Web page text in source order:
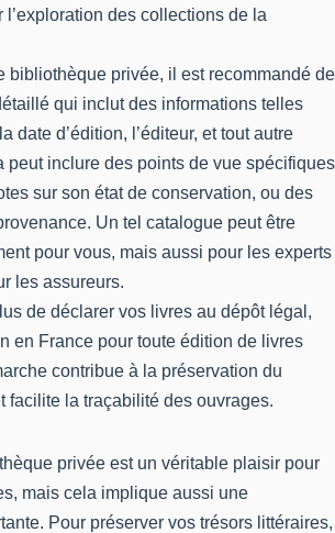
l’exploration des collections de la
bibliothèque privée, il est recommandé de
qui inclut des informations telles
date d’édition, l’éditeur, et tout autre
peut inclure des points de vue spécifiques
sur son état de conservation, ou des
Un tel catalogue peut être
pour vous, mais aussi pour les experts
les assureurs.
de déclarer vos livres au dépôt légal,
en France pour toute édition de livres
contribue à la préservation du
facilite la traçabilité des ouvrages.
privée est un véritable plaisir pour
mais cela implique aussi une
Pour préserver vos trésors littéraires,